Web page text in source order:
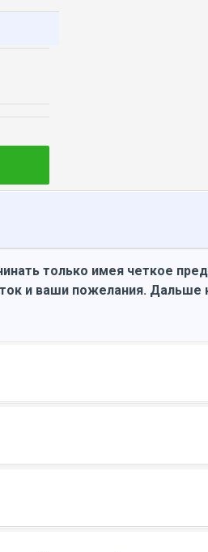
только имея четкое
и ваши пожелания. Дальше